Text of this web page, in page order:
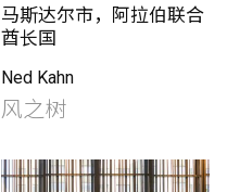
马斯达尔市，阿拉伯联合
酋长国
Ned Kahn
风之树